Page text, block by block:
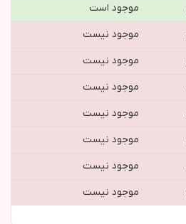
موجود است
موجود نیست
موجود نیست
موجود نیست
موجود نیست
موجود نیست
موجود نیست
موجود نیست